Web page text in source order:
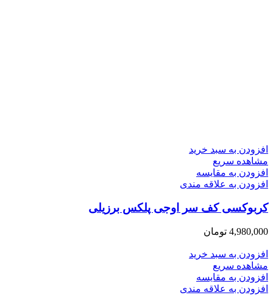
افزودن به سبد خرید
مشاهده سریع
افزودن به مقایسه
افزودن به علاقه مندی
کربوکسی کف سر اوجی پلکس برزیلی
4,980,000 تومان
افزودن به سبد خرید
مشاهده سریع
افزودن به مقایسه
افزودن به علاقه مندی